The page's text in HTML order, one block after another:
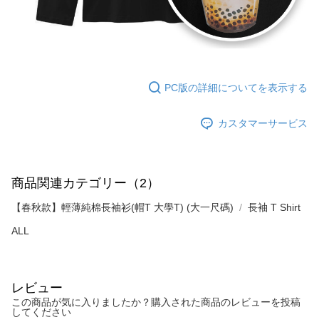
PC版の詳細についてを表示する
カスタマーサービス
商品関連カテゴリー（2）
【春秋款】輕薄純棉長袖衫(帽T 大學T) (大一尺碼) 長袖 T Shirt
ALL
レビュー
この商品が気に入りましたか？購入された商品のレビューを投稿
してください